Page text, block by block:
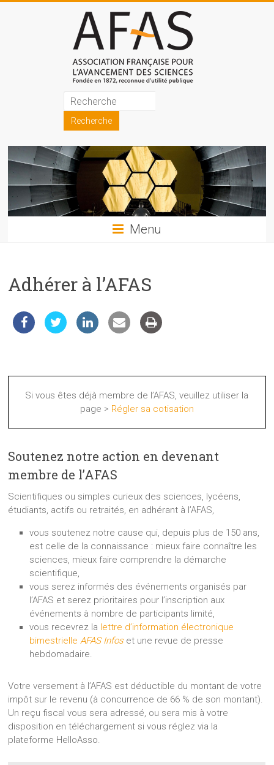
Association
française
pour
l'avancement
des
sciences
les
et
les
Menu
Adhérer à l’AFAS
Si vous êtes déjà membre de l’AFAS, veuillez utiliser la
page > Régler sa cotisation
Soutenez notre action en devenant
membre de l’AFAS
Scientifiques ou simples curieux des sciences, lycéens,
étudiants, actifs ou retraités, en adhérant à l’AFAS,
vous soutenez notre cause qui, depuis plus de 150 ans,
est celle de la connaissance : mieux faire connaître les
sciences, mieux faire comprendre la démarche
scientifique,
vous serez informés des événements organisés par
l’AFAS et serez prioritaires pour l’inscription aux
événements à nombre de participants limité,
vous recevrez la lettre d’information électronique
bimestrielle AFAS Infoset une revue de presse
hebdomadaire.
Votre versement à l’AFAS est déductible du montant de votre
impôt sur le revenu (à concurrence de 66 % de son montant).
Un reçu fiscal vous sera adressé, ou sera mis à votre
disposition en téléchargement si vous réglez via la
plateforme HelloAsso.